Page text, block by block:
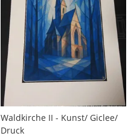
Waldkirche II - Kunst/ Giclee/
Druck